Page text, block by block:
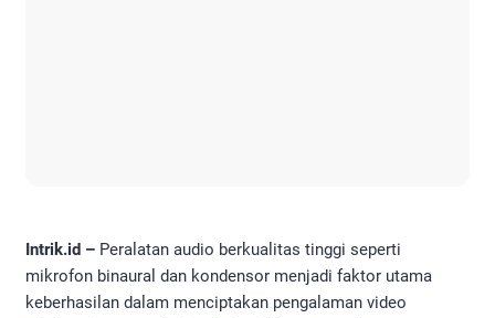
Intrik.id – Peralatan audio berkualitas tinggi seperti
mikrofon binaural dan kondensor menjadi faktor utama
keberhasilan dalam menciptakan pengalaman video